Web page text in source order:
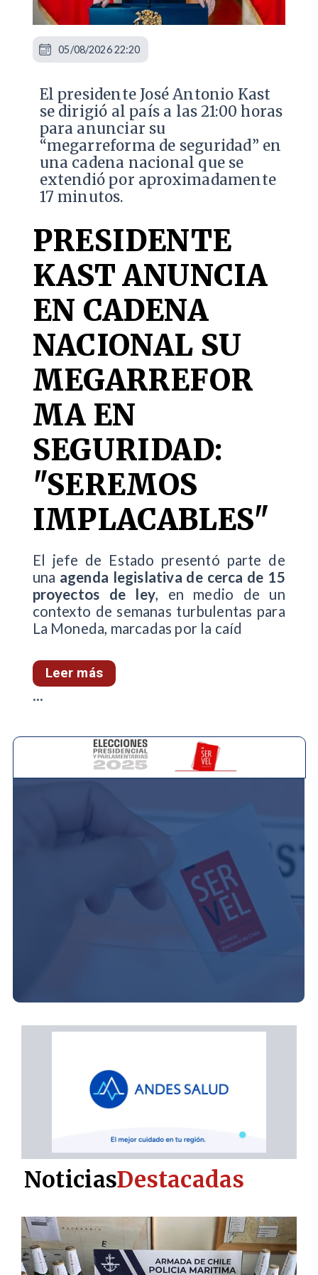
El presidente José Antonio Kast
se dirigió al país a las 21:00 horas
para anunciar su
“megarreforma de seguridad” en
una cadena nacional que se
extendió por aproximadamente
17 minutos.
PRESIDENTE
KAST ANUNCIA
EN CADENA
NACIONAL SU
MEGARREFOR
MA EN
SEGURIDAD:
"SEREMOS
IMPLACABLES"
El jefe de Estado presentó parte de
una agenda legislativa de cerca de 15
proyectos de ley, en medio de un
contexto de semanas turbulentas para
La Moneda, marcadas por la caíd
Leer más
05/08/2026 22:20
...
NoticiasDestacadas